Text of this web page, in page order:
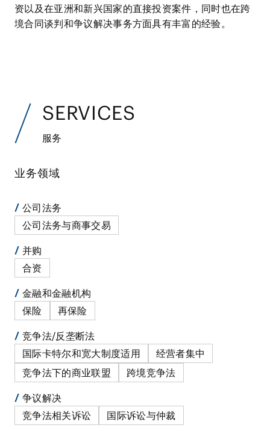
资以及在亚洲和新兴国家的直接投资案件，同时也在跨
境合同谈判和争议解决事务方面具有丰富的经验。
SERVICES
服务
业务领域
公司法务
公司法务与商事交易
并购
合资
金融和金融机构
保险
再保险
竞争法/反垄断法
国际卡特尔和宽大制度适用
经营者集中
竞争法下的商业联盟
跨境竞争法
争议解决
竞争法相关诉讼
国际诉讼与仲裁